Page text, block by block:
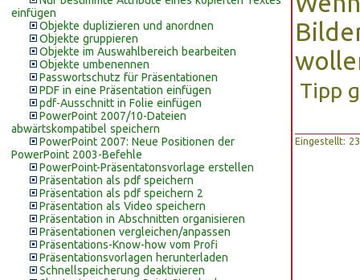
einfügen
Objekte duplizieren und anordnen
Objekte gruppieren
Objekte im Auswahlbereich bearbeiten
Objekte umbenennen
Passwortschutz für Präsentationen
PDF in eine Präsentation einfügen
pdf-Ausschnitt in Folie einfügen
PowerPoint 2007/10-Dateien
abwärtskompatibel speichern
PowerPoint 2007: Neue Positionen der
PowerPoint 2003-Befehle
PowerPoint-Präsentatonsvorlage erstellen
Präsentation als pdf speichern
Präsentation als pdf speichern 2
Präsentation als Video speichern
Präsentation in Abschnitten organisieren
Präsentationen vergleichen/anpassen
Präsentations-Know-how vom Profi
Präsentationsvorlagen herunterladen
Schnellspeicherung deaktivieren
Tipp
Eingestellt: